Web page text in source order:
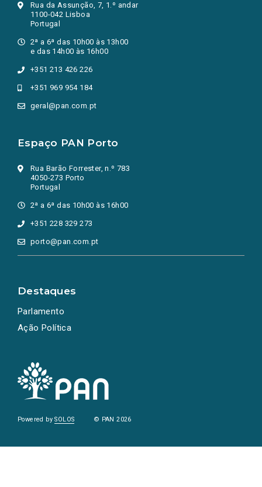
Rua da Assunção, 7, 1.º andar
1100-042 Lisboa
Portugal
2ª a 6ª das 10h00 às 13h00
e das 14h00 às 16h00
+351 213 426 226
+351 969 954 184
geral@pan.com.pt
Espaço PAN Porto
Rua Barão Forrester, n.º 783
4050-273 Porto
Portugal
2ª a 6ª das 10h00 às 16h00
+351 228 329 273
porto@pan.com.pt
Destaques
Parlamento
Ação Política
Powered bySOLOS © PAN 2026